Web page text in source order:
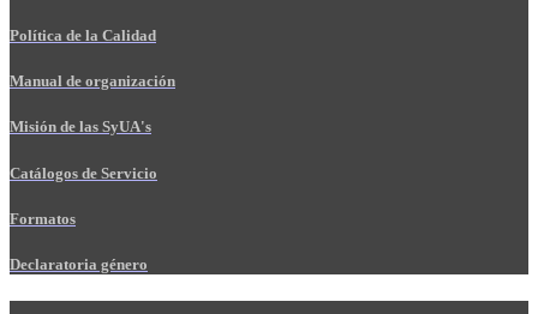
Política de la Calidad
Manual de organización
Misión de las SyUA's
Catálogos de Servicio
Formatos
Declaratoria género